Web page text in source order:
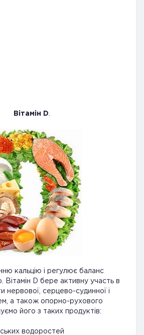
Вітамін D
кальцію і регулює баланс
Вітамін D бере активну участь в
нервової, серцево-судинної і
а також опорно-рухового
його з таких продуктів:
водоростей